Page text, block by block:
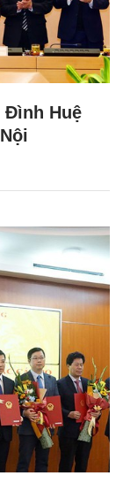
Đình Huệ